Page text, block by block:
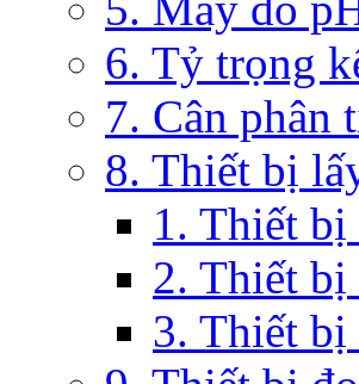
6. Tỷ trọng
7. Cân phân
8. Thiết bị
1. Thiết bị
2. Thiết bị
3. Thiết bị